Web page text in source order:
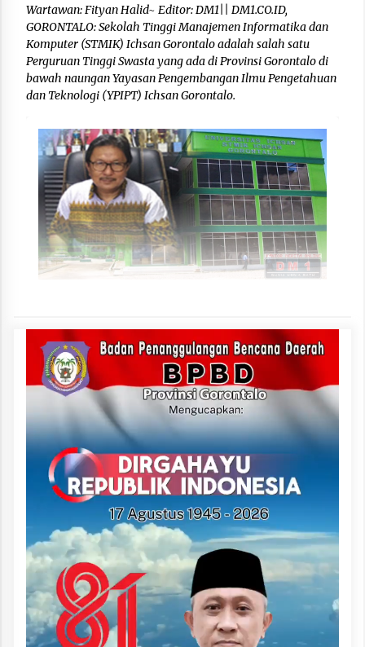
Wartawan: Fityan Halid~ Editor: DM1|| DM1.CO.ID,
GORONTALO: Sekolah Tinggi Manajemen Informatika dan
Komputer (STMIK) Ichsan Gorontalo adalah salah satu
Perguruan Tinggi Swasta yang ada di Provinsi Gorontalo di
bawah naungan Yayasan Pengembangan Ilmu Pengetahuan
dan Teknologi (YPIPT) Ichsan Gorontalo.